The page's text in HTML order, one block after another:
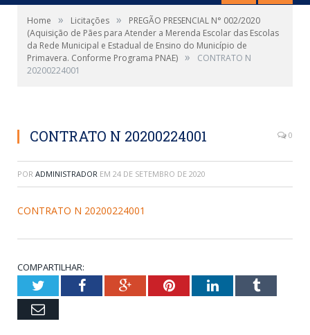
Home » Licitações »
PREGÃO PRESENCIAL N° 002/2020
(Aquisição de Pães para Atender a Merenda Escolar das Escolas
da Rede Municipal e Estadual de Ensino do Município de
Primavera. Conforme Programa PNAE) »
CONTRATO N
20200224001
CONTRATO N 20200224001 0
POR ADMINISTRADOR EM 24 DE SETEMBRO DE 2020
CONTRATO N 20200224001
COMPARTILHAR:
TwitterFacebookGoogle+PinterestLinkedInTumblr
Email